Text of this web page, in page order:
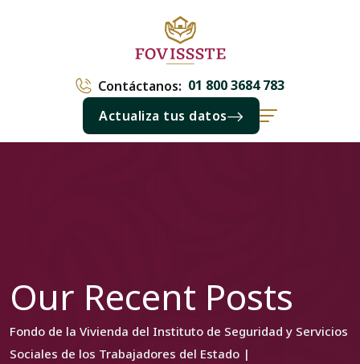
Contáctanos: 01 800 3684 783
Actualiza tus datos
Our Recent Posts
Fondo de la Vivienda del Instituto de Seguridad y Servicios
Sociales de los Trabajadores del Estado |